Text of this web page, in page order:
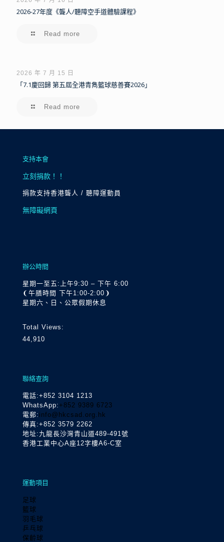
2026-27年度《聾人/聽障空手道體驗課程》
Read more
2026 年 7 月 15 日
「7.1慶回歸 第五屆全港青雋籃球慈善賽2026」
Read more
支持本會
立刻捐款！！
捐款支持香港聾人 / 聽障運動員
無障礙網頁
辦公時間
星期一至五:上午9:30 – 下午 6:00
❨午膳時間 下午1:00-2:00❩
星期六、日、公眾假期休息
Total Views:
44,910
聯絡查詢
電話:+852 3104 1213
WhatsApp: +852 9389 6723
電郵: info@hkcsad.org.hk
傳真:+852 3579 2262
地址:九龍長沙灣青山道489-491號
香港工業中心A座12字樓A6-C室
運動項目
足球
籃球
羽毛球
乒乓球
保齡球